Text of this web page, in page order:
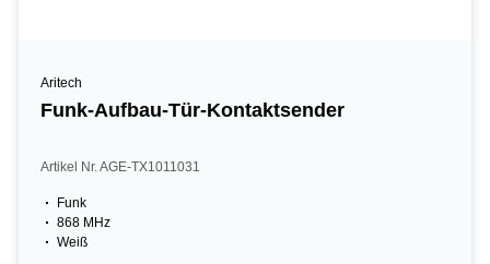
Aritech
Funk-Aufbau-Tür-Kontaktsender
Artikel Nr. AGE-TX1011031
Funk
868 MHz
Weiß